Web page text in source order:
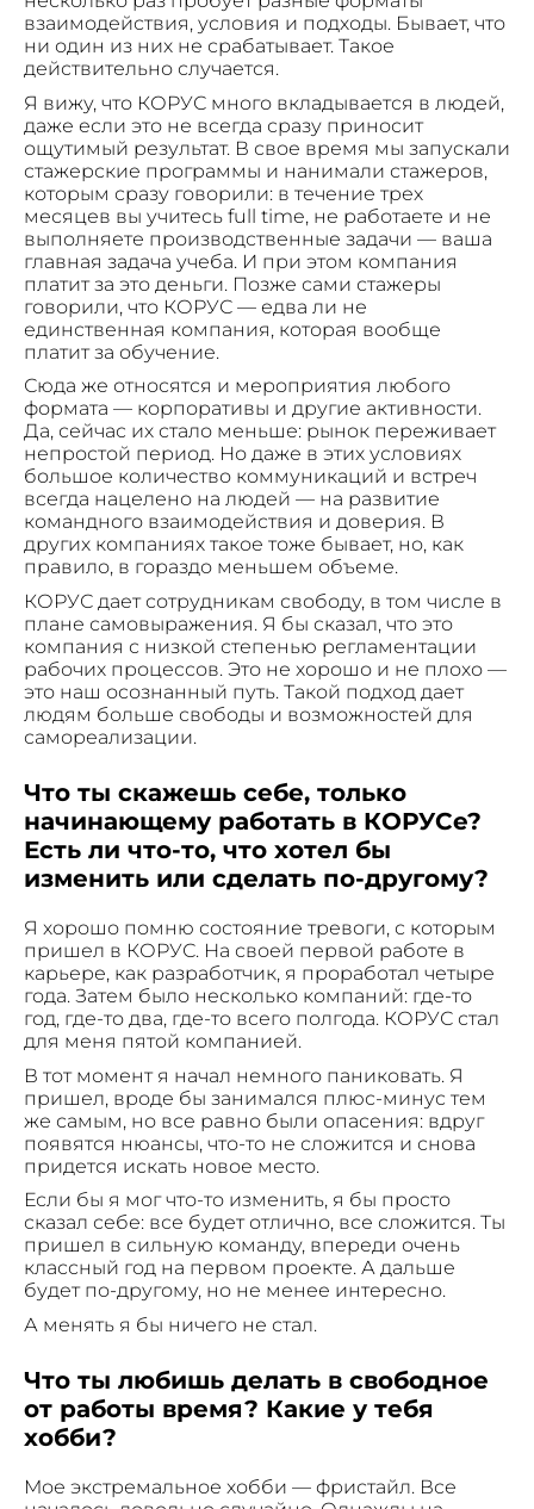
взаимодействия, условия и подходы. Бывает, что
ни один из них не срабатывает. Такое
действительно случается.
Я вижу, что КОРУС много вкладывается в людей,
даже если это не всегда сразу приносит
ощутимый результат. В свое время мы запускали
стажерские программы и нанимали стажеров,
которым сразу говорили: в течение трех
месяцев вы учитесь full time, не работаете и не
выполняете производственные задачи — ваша
главная задача учеба. И при этом компания
платит за это деньги. Позже сами стажеры
говорили, что КОРУС — едва ли не
единственная компания, которая вообще
платит за обучение.
Сюда же относятся и мероприятия любого
формата — корпоративы и другие активности.
Да, сейчас их стало меньше: рынок переживает
непростой период. Но даже в этих условиях
большое количество коммуникаций и встреч
всегда нацелено на людей — на развитие
командного взаимодействия и доверия. В
других компаниях такое тоже бывает, но, как
правило, в гораздо меньшем объеме.
КОРУС дает сотрудникам свободу, в том числе в
плане самовыражения. Я бы сказал, что это
компания с низкой степенью регламентации
рабочих процессов. Это не хорошо и не плохо —
это наш осознанный путь. Такой подход дает
людям больше свободы и возможностей для
самореализации.
Что ты скажешь себе, только
начинающему работать в КОРУСе?
Есть ли что-то, что хотел бы
изменить или сделать по-другому?
Я хорошо помню состояние тревоги, с которым
пришел в КОРУС. На своей первой работе в
карьере, как разработчик, я проработал четыре
года. Затем было несколько компаний: где-то
год, где-то два, где-то всего полгода. КОРУС стал
для меня пятой компанией.
В тот момент я начал немного паниковать. Я
пришел, вроде бы занимался плюс-минус тем
же самым, но все равно были опасения: вдруг
появятся нюансы, что-то не сложится и снова
придется искать новое место.
Если бы я мог что-то изменить, я бы просто
сказал себе: все будет отлично, все сложится. Ты
пришел в сильную команду, впереди очень
классный год на первом проекте. А дальше
будет по-другому, но не менее интересно.
А менять я бы ничего не стал.
Что ты любишь делать в свободное
от работы время? Какие у тебя
хобби?
Мое экстремальное хобби — фристайл. Все